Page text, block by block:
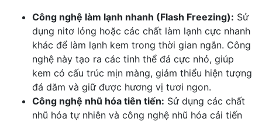
Công nghệ làm lạnh nhanh (Flash Freezing): Sử
dụng nitơ lỏng hoặc các chất làm lạnh cực nhanh
khác để làm lạnh kem trong thời gian ngắn. Công
nghệ này tạo ra các tinh thể đá cực nhỏ, giúp
kem có cấu trúc mịn màng, giảm thiểu hiện tượng
đá dăm và giữ được hương vị tươi ngon.
Công nghệ nhũ hóa tiên tiến: Sử dụng các chất
nhũ hóa tự nhiên và công nghệ nhũ hóa cải tiến